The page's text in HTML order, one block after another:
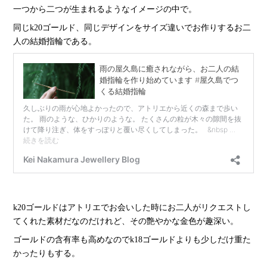
一つから二つが生まれるようなイメージの中で。
同じk20ゴールド、同じデザインをサイズ違いでお作りするお二
人の結婚指輪である。
k20ゴールドはアトリエでお会いした時にお二人がリクエストし
てくれた素材だなのだけれど、その艶やかな金色が趣深い。
ゴールドの含有率も高めなのでk18ゴールドよりも少しだけ重た
かったりもする。